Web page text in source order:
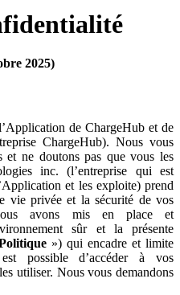
2025)
de ChargeHub et de
ChargeHub). Nous vous
et ne doutons pas que vous les
inc. (l’entreprise qui est
et les exploite) prend
vie privée et la sécurité de vos
Nous avons mis en place et
sûr et la présente
») qui encadre et limite
possible d’accéder à vos
utiliser. Nous vous demandons